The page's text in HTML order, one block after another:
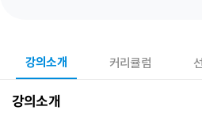
강의소개 커리큘럼
강의소개